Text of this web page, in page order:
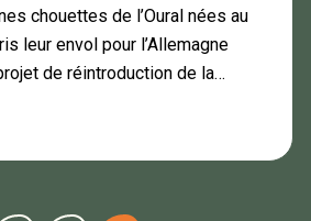
chouettes de l’Oural nées au
leur envol pour l’Allemagne
de réintroduction de la